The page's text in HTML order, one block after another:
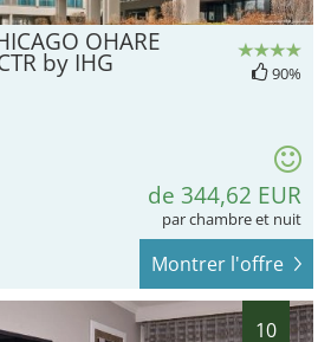
OHARE
by IHG 90%
de 344,62 EUR
par chambre et nuit
Montrer l'offre
10